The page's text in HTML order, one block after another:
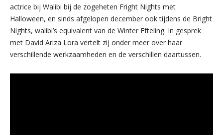
actrice bij Walibi bij de zogeheten Fright Nights met
Halloween, en sinds afgelopen december ook tijdens de Bright
Nights, walibi’s equivalent van de Winter Efteling. In gesprek
met David Ariza Lora vertelt zij onder meer over haar
verschillende werkzaamheden en de verschillen daartussen.